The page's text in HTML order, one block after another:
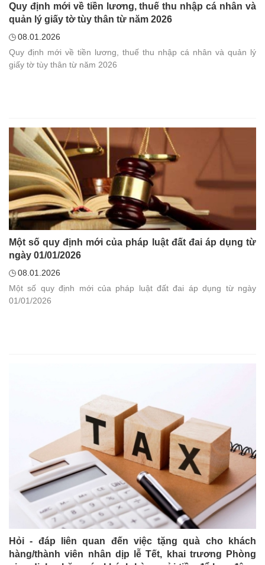
Quy định mới về tiền lương, thuế thu nhập cá nhân và
quản lý giấy tờ tùy thân từ năm 2026
08.01.2026
Quy định mới về tiền lương, thuế thu nhập cá nhân và quản lý
giấy tờ tùy thân từ năm 2026
Một số quy định mới của pháp luật đất đai áp dụng từ
ngày 01/01/2026
08.01.2026
Một số quy định mới của pháp luật đất đai áp dụng từ ngày
01/01/2026
Hỏi - đáp liên quan đến việc tặng quà cho khách
hàng/thành viên nhân dịp lễ Tết, khai trương Phòng